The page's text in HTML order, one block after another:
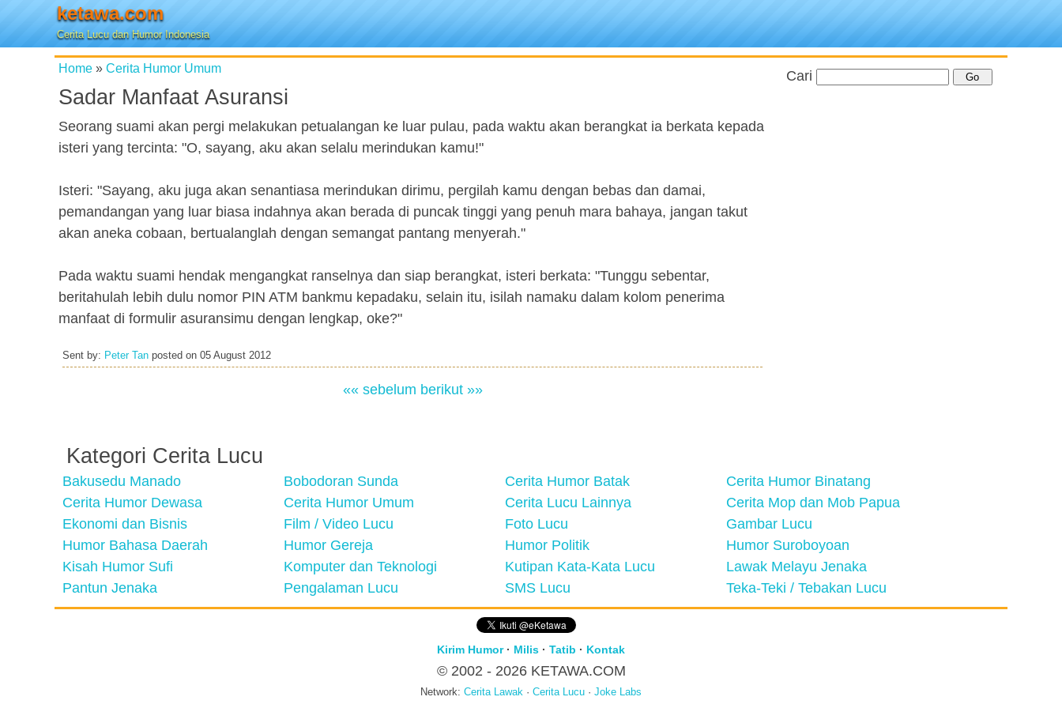
ketawa.com
Cerita Lucu dan Humor Indonesia
Home » Cerita Humor Umum
Sadar Manfaat Asuransi
Seorang suami akan pergi melakukan petualangan ke luar pulau, pada waktu akan berangkat ia berkata kepada
isteri yang tercinta: "O, sayang, aku akan selalu merindukan kamu!"
Isteri: "Sayang, aku juga akan senantiasa merindukan dirimu, pergilah kamu dengan bebas dan damai,
pemandangan yang luar biasa indahnya akan berada di puncak tinggi yang penuh mara bahaya, jangan takut
akan aneka cobaan, bertualanglah dengan semangat pantang menyerah."
Pada waktu suami hendak mengangkat ranselnya dan siap berangkat, isteri berkata: "Tunggu sebentar,
beritahulah lebih dulu nomor PIN ATM bankmu kepadaku, selain itu, isilah namaku dalam kolom penerima
manfaat di formulir asuransimu dengan lengkap, oke?"
Sent by: Peter Tan posted on 05 August 2012
«« sebelum berikut »»
Cari
Kategori Cerita Lucu
Bakusedu Manado Bobodoran Sunda Cerita Humor Batak
Cerita Humor Binatang
Cerita Humor Dewasa
Cerita Humor Umum Cerita Lucu Lainnya
Cerita Mop dan Mob Papua
Ekonomi dan Bisnis
Film / Video Lucu Foto Lucu
Gambar Lucu
Humor Bahasa Daerah
Humor Gereja Humor Politik
Humor Suroboyoan
Kisah Humor Sufi
Komputer dan Teknologi Kutipan Kata-Kata Lucu
Lawak Melayu Jenaka
Pantun Jenaka
Pengalaman Lucu SMS Lucu Teka-Teki / Tebakan Lucu
Kirim Humor· Milis · Tatib · Kontak
© 2002 - 2026 KETAWA.COM
Network: Cerita Lawak · Cerita Lucu · Joke Labs